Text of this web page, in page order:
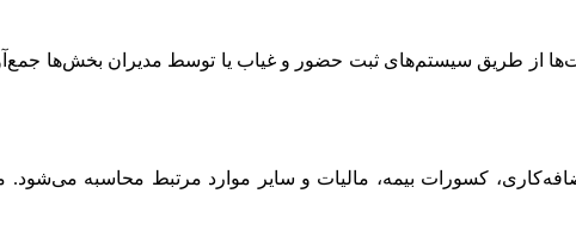
از طریق سیستم‌های ثبت حضور و غیاب یا توسط مدیران بخش‌ها
کسورات بیمه، مالیات و سایر موارد مرتبط محاسبه می‌شود.